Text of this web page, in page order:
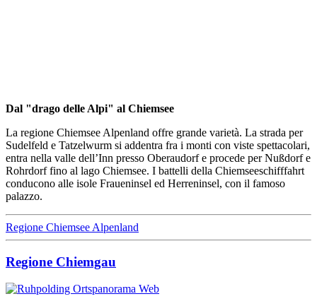
Dal "drago delle Alpi" al Chiemsee
La regione Chiemsee Alpenland offre grande varietà. La strada per
Sudelfeld e Tatzelwurm si addentra fra i monti con viste spettacolari,
entra nella valle dell’Inn presso Oberaudorf e procede per Nußdorf e
Rohrdorf fino al lago Chiemsee. I battelli della Chiemseeschifffahrt
conducono alle isole Fraueninsel ed Herreninsel, con il famoso
palazzo.
Regione Chiemsee Alpenland
Regione Chiemgau